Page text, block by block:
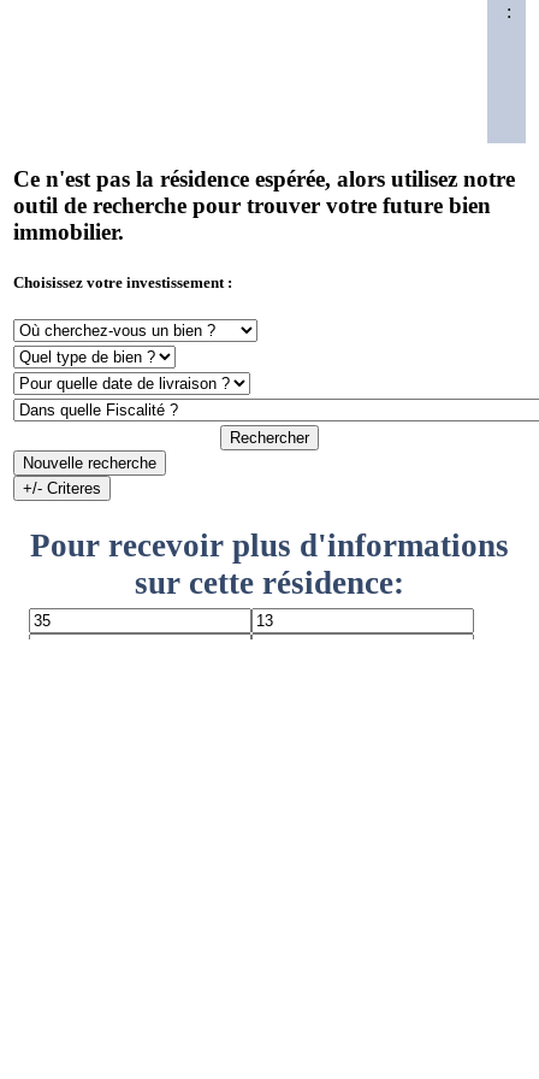
:
Ce n'est pas la résidence espérée, alors utilisez notre
outil de recherche pour trouver votre future bien
immobilier.
Choisissez votre investissement :
Rechercher
Nouvelle recherche
+/- Criteres
Pour recevoir plus d'informations
sur cette résidence: